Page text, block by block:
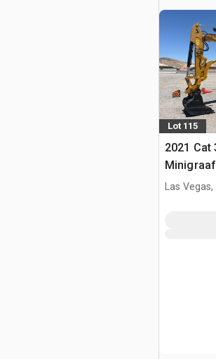
Lot 115
2021 Cat
Las Vegas,